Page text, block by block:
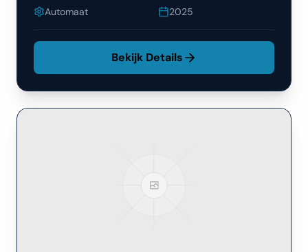
Automaat 2025
Bekijk Details